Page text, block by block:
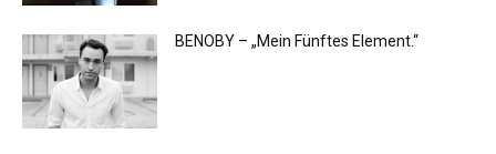
BENOBY – „Mein Fünftes Element.“